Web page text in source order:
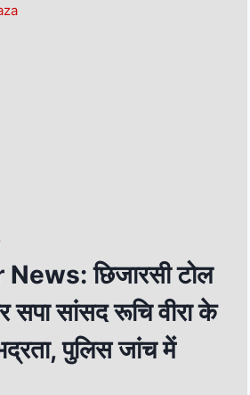
छिजारसी टोल
सपा सांसद रूचि वीरा के
पुलिस जांच में